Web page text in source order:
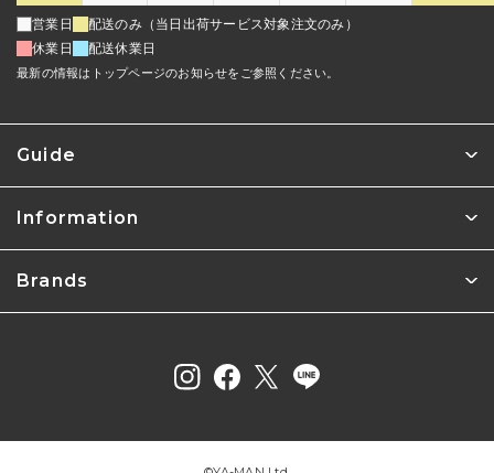
Guide
Information
Brands
営業日
配送のみ（当日出荷サービス対象注文のみ）
休業日
配送休業日
最新の情報はトップページのお知らせをご参照ください。